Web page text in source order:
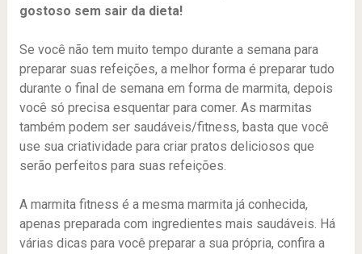
gostoso sem sair da dieta!
Se você não tem muito tempo durante a semana para
preparar suas refeições, a melhor forma é preparar tudo
durante o final de semana em forma de marmita, depois
você só precisa esquentar para comer. As marmitas
também podem ser saudáveis/fitness, basta que você
use sua criatividade para criar pratos deliciosos que
serão perfeitos para suas refeições.
A marmita fitness é a mesma marmita já conhecida,
apenas preparada com ingredientes mais saudáveis. Há
várias dicas para você preparar a sua própria, confira a